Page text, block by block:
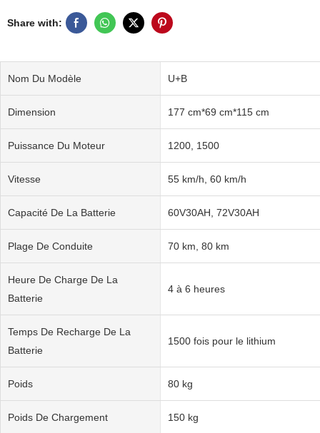
Share with:
Nom Du Modèle U+B
Dimension 177 cm*69 cm*115 cm
Puissance Du Moteur 1200, 1500
Vitesse 55 km/h, 60 km/h
Capacité De La Batterie 60V30AH, 72V30AH
Plage De Conduite 70 km, 80 km
Heure De Charge De La
Batterie
4 à 6 heures
Temps De Recharge De La
Batterie
1500 fois pour le lithium
Poids 80 kg
Poids De Chargement 150 kg